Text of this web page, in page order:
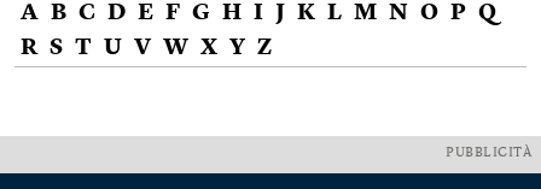
A B C D E F G H I J K L M N O P Q
R S T U V W X Y Z
PUBBLICITÀ